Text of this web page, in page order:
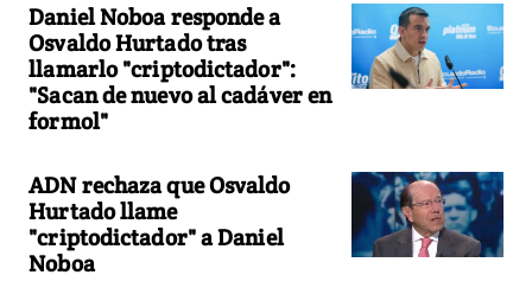
Daniel Noboa responde a
Osvaldo Hurtado tras
llamarlo "criptodictador":
"Sacan de nuevo al cadáver en
formol"
ADN rechaza que Osvaldo
Hurtado llame
"criptodictador" a Daniel
Noboa